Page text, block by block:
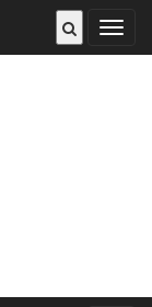
Abrir
menú